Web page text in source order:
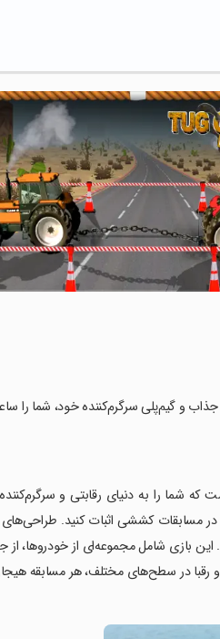
را به دنیای رقابتی و سرگرم‌کننده
مسابقات کششی اثبات کنید. طراحی‌های
و رقبا در سطح‌های مختلف، هر مسابقه